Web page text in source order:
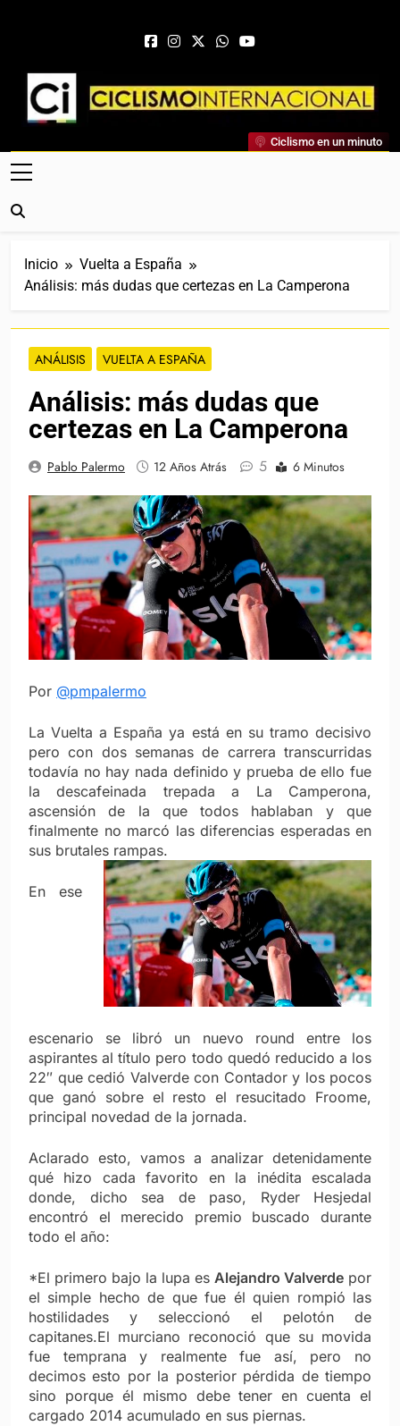
Ciclismo Internacional
Web Dedicada Al Ciclismo Mundial. Entrevistas, Análisis,
Crónicas, Previas Y Más. La Web Ciclista De Referencia.
Ciclismo en un minuto
Inicio
Vuelta a España
Análisis: más dudas que certezas en La Camperona
ANÁLISIS VUELTA A ESPAÑA
Análisis: más dudas que
certezas en La Camperona
Pablo Palermo 12 Años Atrás 5 6 Minutos
Por @pmpalermo
La Vuelta a España ya está en su tramo decisivo
pero con dos semanas de carrera transcurridas
todavía no hay nada definido y prueba de ello fue
la descafeinada trepada a La Camperona,
ascensión de la que todos hablaban y que
finalmente no marcó las diferencias esperadas en
sus brutales rampas.
En ese
escenario se libró un nuevo round entre los
aspirantes al título pero todo quedó reducido a los
22″ que cedió Valverde con Contador y los pocos
que ganó sobre el resto el resucitado Froome,
principal novedad de la jornada.
Aclarado esto, vamos a analizar detenidamente
qué hizo cada favorito en la inédita escalada
donde, dicho sea de paso, Ryder Hesjedal
encontró el merecido premio buscado durante
todo el año:
*El primero bajo la lupa es Alejandro Valverde por
el simple hecho de que fue él quien rompió las
hostilidades y seleccionó el pelotón de
capitanes.El murciano reconoció que su movida
fue temprana y realmente fue así, pero no
decimos esto por la posterior pérdida de tiempo
sino porque él mismo debe tener en cuenta el
cargado 2014 acumulado en sus piernas.